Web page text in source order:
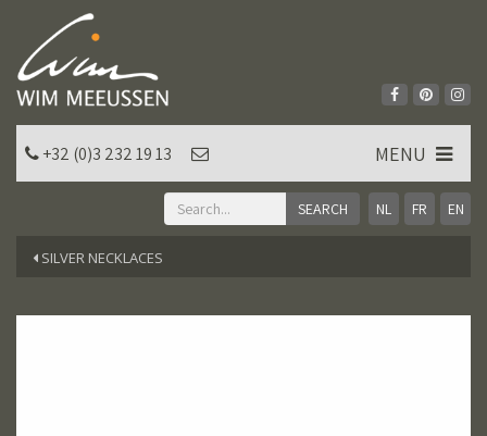
NL FR EN
+32 (0)3 232 19 13 MENU
SILVER NECKLACES